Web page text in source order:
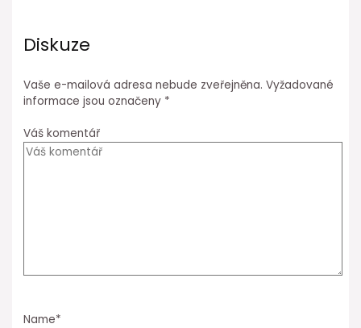
Diskuze
Vaše e-mailová adresa nebude zveřejněna. Vyžadované
informace jsou označeny *
Váš komentář
Name*